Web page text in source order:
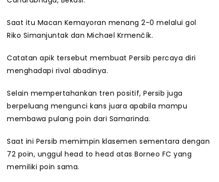
Saat itu Macan Kemayoran menang 2-0 melalui gol
Riko Simanjuntak dan Michael Krmenčík.
Catatan apik tersebut membuat Persib percaya diri
menghadapi rival abadinya.
Selain mempertahankan tren positif, Persib juga
berpeluang mengunci kans juara apabila mampu
membawa pulang poin dari Samarinda.
Saat ini Persib memimpin klasemen sementara dengan
72 poin, unggul head to head atas Borneo FC yang
memiliki poin sama.